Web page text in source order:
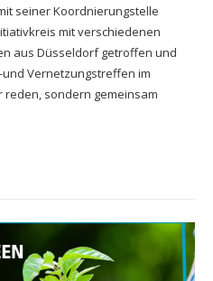
seiner Koordnierungstelle
mit verschiedenen
aus Düsseldorf getroffen und
Vernetzungstreffen im
reden, sondern gemeinsam